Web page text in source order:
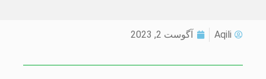
Aqili آگوست 2, 2023